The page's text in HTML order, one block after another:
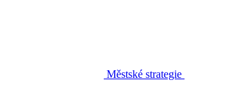
Městské strategie